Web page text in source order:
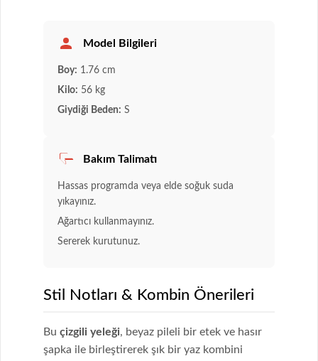
Model Bilgileri
Boy: 1.76 cm
Kilo: 56 kg
Giydiği Beden: S
Bakım Talimatı
Hassas programda veya elde soğuk suda
yıkayınız.
Ağartıcı kullanmayınız.
Sererek kurutunuz.
Stil Notları & Kombin Önerileri
Bu çizgili yeleği, beyaz pileli bir etek ve hasır
şapka ile birleştirerek şık bir yaz kombini